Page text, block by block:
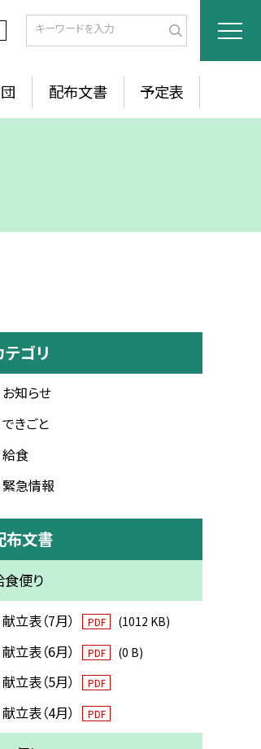
配布文書 予定表
テゴリ
お知らせ
できごと
給食
緊急情報
布文書
食便り
献立表（7月） PDF (1012 KB)
献立表（6月） PDF (0 B)
献立表（5月） PDF
献立表（4月） PDF